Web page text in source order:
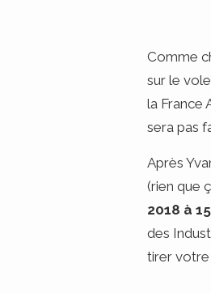
Comme
sur le
la France
sera pas
Après
(rien que
2018 à
des
tirer votre